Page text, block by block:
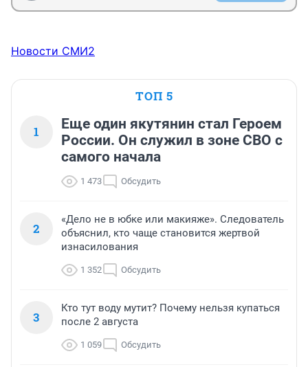
Новости СМИ2
ТОП 5
1
Еще один якутянин стал Героем
России. Он служил в зоне СВО с
самого начала
1 473 Обсудить
2
«Дело не в юбке или макияже». Следователь
объяснил, кто чаще становится жертвой
изнасилования
1 352 Обсудить
3
Кто тут воду мутит? Почему нельзя купаться
после 2 августа
1 059 Обсудить